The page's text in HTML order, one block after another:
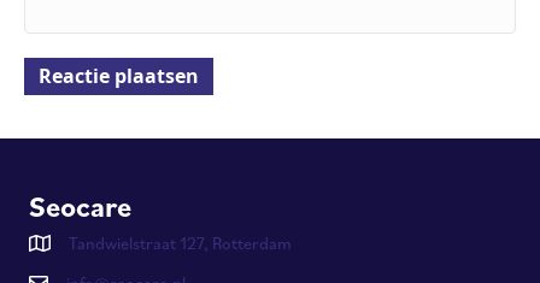
Seocare
Tandwielstraat 127, Rotterdam